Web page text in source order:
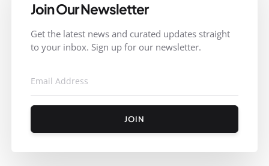
Join Our Newsletter
Get the latest news and curated updates straight
to your inbox. Sign up for our newsletter.
JOIN